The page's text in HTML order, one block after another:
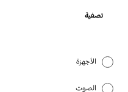
تصفية
الأجهزة
الصوت